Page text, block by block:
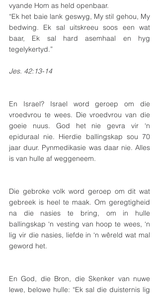
vyande Hom as held openbaar.
“Ek het baie lank geswyg, My stil gehou, My
bedwing. Ek sal uitskreeu soos een wat
baar, Ek sal hard asemhaal en hyg
tegelykertyd.”
Jes. 42:13-14
En Israel? Israel word geroep om die
vroedvrou te wees. Die vroedvrou van die
goeie nuus. God het nie gevra vir ‘n
epiduraal nie. Hierdie ballingskap sou 70
jaar duur. Pynmedikasie was daar nie. Alles
is van hulle af weggeneem.
Die gebroke volk word geroep om dit wat
gebreek is heel te maak. Om geregtigheid
na die nasies te bring, om in hulle
ballingskap ‘n vesting van hoop te wees, ‘n
lig vir die nasies, liefde in ‘n wêreld wat mal
geword het.
En God, die Bron, die Skenker van nuwe
lewe, belowe hulle: “Ek sal die duisternis lig